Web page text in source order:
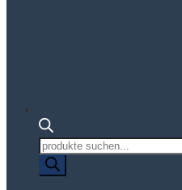
Produktsuche